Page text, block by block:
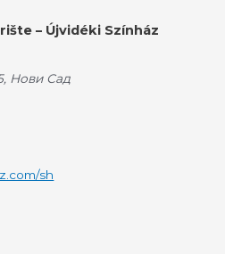
– Újvidéki Színház
Нови Сад
sh